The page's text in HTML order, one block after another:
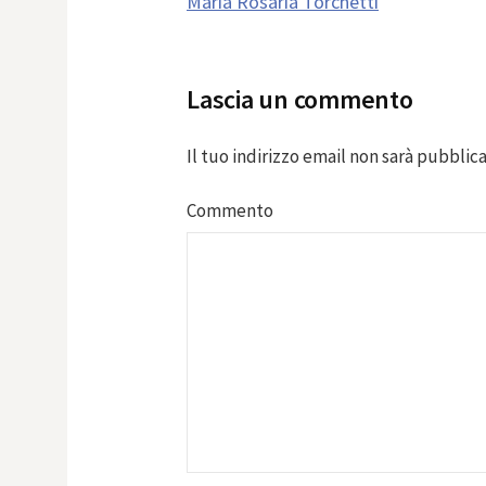
Lascia un commento
Il tuo indirizzo email non sarà
Commento